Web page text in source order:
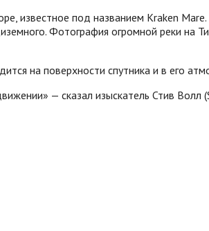
известное под названием Kraken
Фотография огромной реки на
на поверхности спутника и в его
— сказал изыскатель Стив Волл